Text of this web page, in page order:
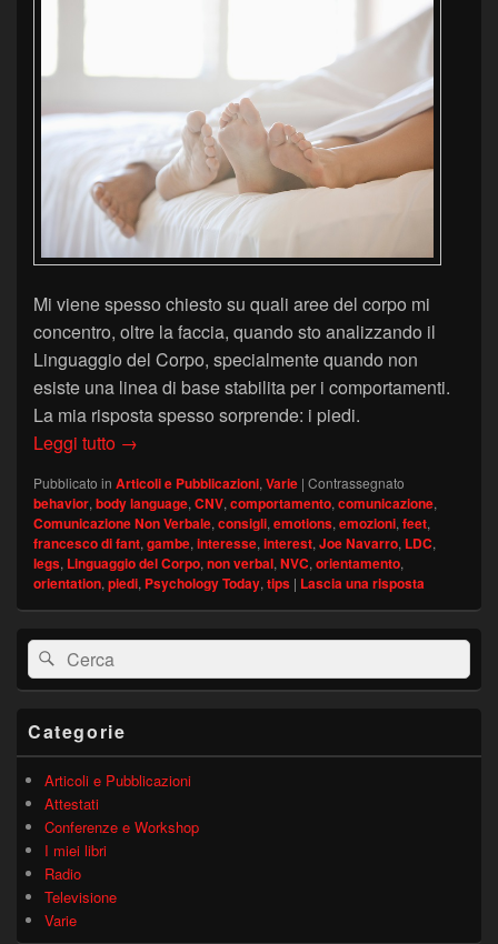
Mi viene spesso chiesto su quali aree del corpo mi
concentro, oltre la faccia, quando sto analizzando il
Linguaggio del Corpo, specialmente quando non
esiste una linea di base stabilita per i comportamenti.
La mia risposta spesso sorprende: i piedi.
Leggi tutto Due comportamenti utili dei piedi – Psychology
→
Pubblicato in Articoli e Pubblicazioni, Varie | Contrassegnato
behavior, body language, CNV, comportamento, comunicazione,
Comunicazione Non Verbale, consigli, emotions, emozioni, feet,
francesco di fant, gambe, interesse, interest, Joe Navarro, LDC,
legs, Linguaggio del Corpo, non verbal, NVC, orientamento,
orientation, piedi, Psychology Today, tips | Lascia una risposta
Area
widget
barra
laterale
Cerca: Cerca
Categorie
Articoli e Pubblicazioni
Attestati
Conferenze e Workshop
I miei libri
Radio
Televisione
Varie